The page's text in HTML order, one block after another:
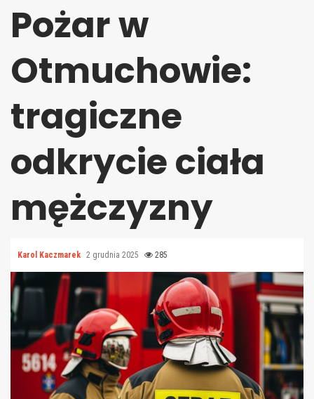
Pożar w
Otmuchowie:
tragiczne
odkrycie ciała
mężczyzny
Karol Kaczmarek 2 grudnia 2025 285